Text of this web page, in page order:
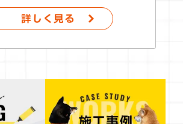
詳しく見る